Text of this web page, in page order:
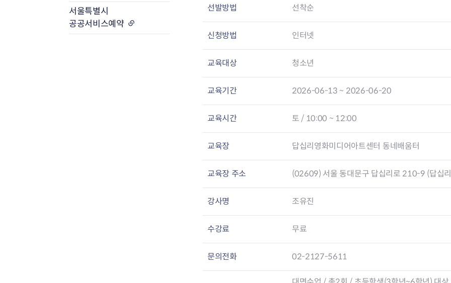
휘경2동 자치회관
서울특별시
공공서비스예약
선발방법 선착순
신청방법 인터넷
교육대상 청소년
교육기간 2026-06-13 ~ 2026-06-20
교육시간 토 / 10:00 ~ 12:00
교육장 답십리영화미디어아트센터 동네배움터
교육장 주소 (02609) 서울 동대문구 답십리로 210-9 (답십
강사명 조유진
수강료 무료
문의전화 02-2127-5611